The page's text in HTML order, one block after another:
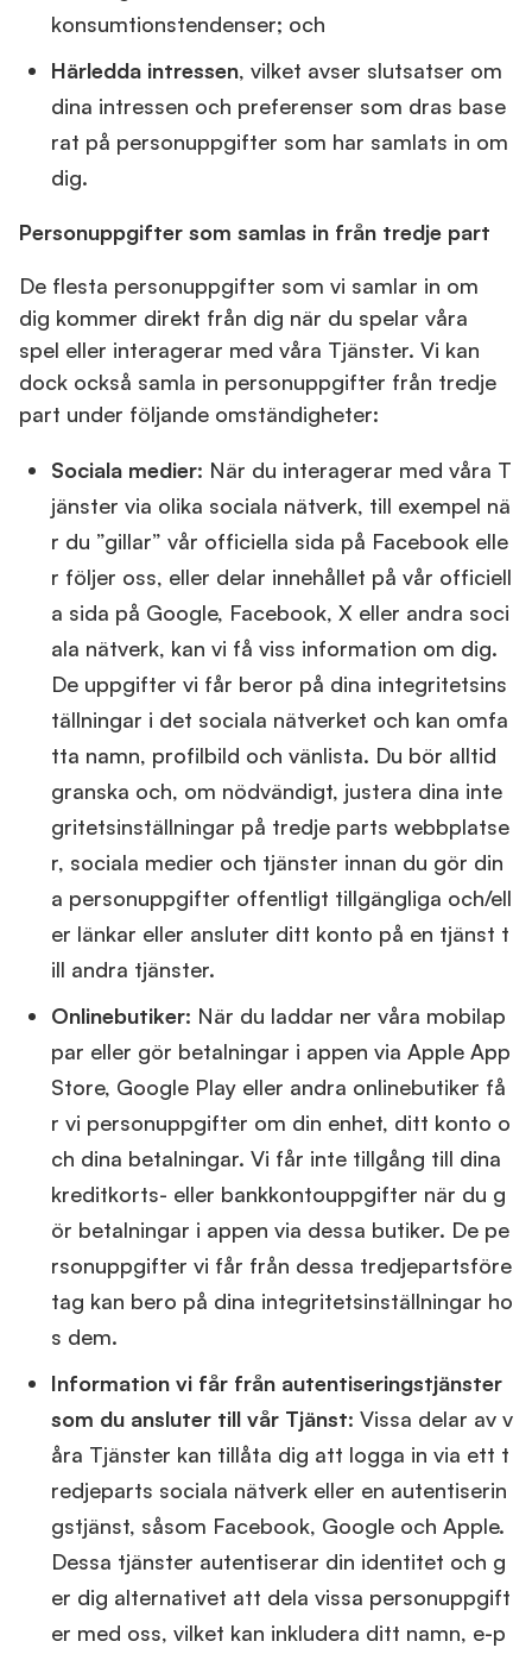
konsumtionstendenser; och
Härledda intressen, vilket avser slutsatser om
dina intressen och preferenser som dras base
rat på personuppgifter som har samlats in om
dig.
Personuppgifter som samlas in från tredje part
De flesta personuppgifter som vi samlar in om
dig kommer direkt från dig när du spelar våra
spel eller interagerar med våra Tjänster. Vi kan
dock också samla in personuppgifter från tredje
part under följande omständigheter:
Sociala medier: När du interagerar med våra T
jänster via olika sociala nätverk, till exempel nä
r du ”gillar” vår officiella sida på Facebook elle
r följer oss, eller delar innehållet på vår officiell
a sida på Google, Facebook, X eller andra soci
ala nätverk, kan vi få viss information om dig.
De uppgifter vi får beror på dina integritetsins
tällningar i det sociala nätverket och kan omfa
tta namn, profilbild och vänlista. Du bör alltid
granska och, om nödvändigt, justera dina inte
gritetsinställningar på tredje parts webbplatse
r, sociala medier och tjänster innan du gör din
a personuppgifter offentligt tillgängliga och/ell
er länkar eller ansluter ditt konto på en tjänst t
ill andra tjänster.
Onlinebutiker: När du laddar ner våra mobilap
par eller gör betalningar i appen via Apple App
Store, Google Play eller andra onlinebutiker få
r vi personuppgifter om din enhet, ditt konto o
ch dina betalningar. Vi får inte tillgång till dina
kreditkorts- eller bankkontouppgifter när du g
ör betalningar i appen via dessa butiker. De pe
rsonuppgifter vi får från dessa tredjepartsföre
tag kan bero på dina integritetsinställningar ho
s dem.
Information vi får från autentiseringstjänster
som du ansluter till vår Tjänst: Vissa delar av v
åra Tjänster kan tillåta dig att logga in via ett t
redjeparts sociala nätverk eller en autentiserin
gstjänst, såsom Facebook, Google och Apple.
Dessa tjänster autentiserar din identitet och g
er dig alternativet att dela vissa personuppgift
er med oss, vilket kan inkludera ditt namn, e-p